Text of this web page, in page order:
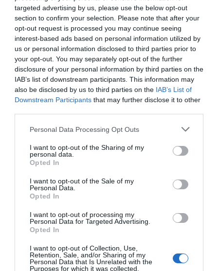
targeted advertising by us, please use the below opt-out
section to confirm your selection. Please note that after your
opt-out request is processed you may continue seeing
interest-based ads based on personal information utilized by
us or personal information disclosed to third parties prior to
your opt-out. You may separately opt-out of the further
disclosure of your personal information by third parties on the
IAB’s list of downstream participants. This information may
also be disclosed by us to third parties on the IAB’s List of
Downstream Participants that may further disclose it to other
Personal Data Processing Opt Outs
I want to opt-out of the Sharing of my
personal data.
Opted In
I want to opt-out of the Sale of my
Personal Data.
Opted In
I want to opt-out of processing my
Personal Data for Targeted Advertising.
Opted In
I want to opt-out of Collection, Use,
Retention, Sale, and/or Sharing of my
Personal Data that Is Unrelated with the
Purposes for which it was collected.
Förra veckan så experimenterade jag lite med de klassiska
…. sedan toppade jag med ytterligare smet innan jag vände